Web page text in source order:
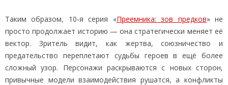
Таким образом, 10‑я серия «Преемника: зов предков» не
просто продолжает историю — она стратегически меняет её
вектор. Зритель видит, как жертва, союзничество и
предательство переплетают судьбы героев в ещё более
сложный узор. Персонажи раскрываются с новых сторон,
привычные модели взаимодействия рушатся, а конфликты